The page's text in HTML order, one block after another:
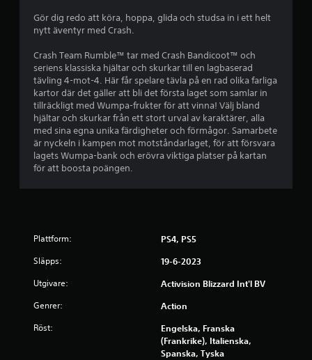
å
3
.
7
8
s
n
Gör dig redo att köra, hoppa, glida och studsa in i ett helt
nytt äventyr med Crash.
Crash Team Rumble™ tar med Crash Bandicoot™ och
seriens klassiska hjältar och skurkar till en lagbaserad
tävling 4-mot-4. Här får spelare tävla på en rad olika farliga
kartor där det gäller att bli det första laget som samlar in
tillräckligt med Wumpa-frukter för att vinna! Välj bland
hjältar och skurkar från ett stort urval av karaktärer, alla
med sina egna unika färdigheter och förmågor. Samarbete
är nyckeln i kampen mot motståndarlaget, för att försvara
lagets Wumpa-bank och erövra viktiga platser på kartan
för att boosta poängen.
Plattform: PS4, PS5
Släpps: 19-6-2023
Utgivare: Activision Blizzard Int'l BV
Genrer: Action
Röst:
Engelska, Franska
(Frankrike), Italienska,
Spanska, Tyska